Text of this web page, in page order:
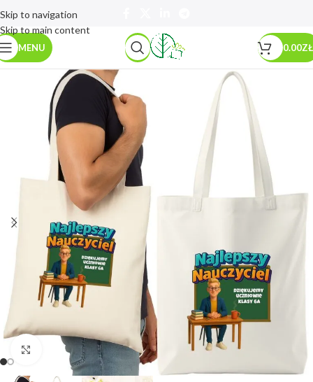
Skip to navigation
Skip to main content
MENU 0.00ZŁ
Powiększ